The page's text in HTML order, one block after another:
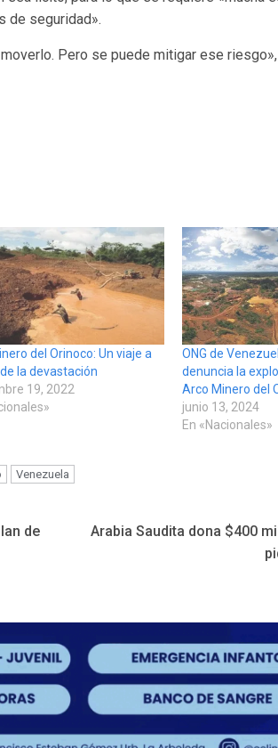
de seguridad».
Pero se puede mitigar ese riesgo»,
del Orinoco: Un viaje a
la devastación
19, 2022
ONG de
denuncia la
Arco Minero del
junio 13, 2024
En «Nacionales»
Venezuela
de
Arabia Saudita dona $400